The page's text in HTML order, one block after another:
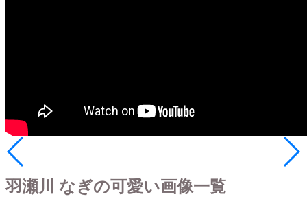
羽瀬川 なぎの可愛い画像一覧